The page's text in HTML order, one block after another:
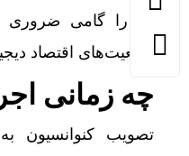
آن را گامی ضروری
واقعیت‌های اقتصاد
چه زمانی
تصویب کنوانسیون